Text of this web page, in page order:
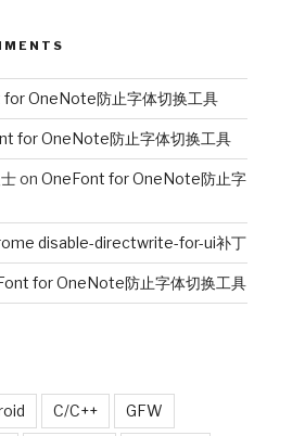
OneNote防止字体切换工具
for OneNote防止字体切换工具
on OneFont for OneNote防止字
disable-directwrite-for-ui补丁
for OneNote防止字体切换工具
C/C++ GFW